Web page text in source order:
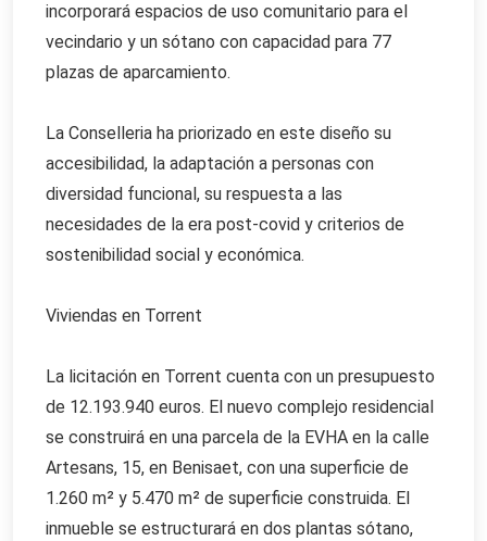
incorporará espacios de uso comunitario para el
vecindario y un sótano con capacidad para 77
plazas de aparcamiento.
La Conselleria ha priorizado en este diseño su
accesibilidad, la adaptación a personas con
diversidad funcional, su respuesta a las
necesidades de la era post-covid y criterios de
sostenibilidad social y económica.
Viviendas en Torrent
La licitación en Torrent cuenta con un presupuesto
de 12.193.940 euros. El nuevo complejo residencial
se construirá en una parcela de la EVHA en la calle
Artesans, 15, en Benisaet, con una superficie de
1.260 m² y 5.470 m² de superficie construida. El
inmueble se estructurará en dos plantas sótano,